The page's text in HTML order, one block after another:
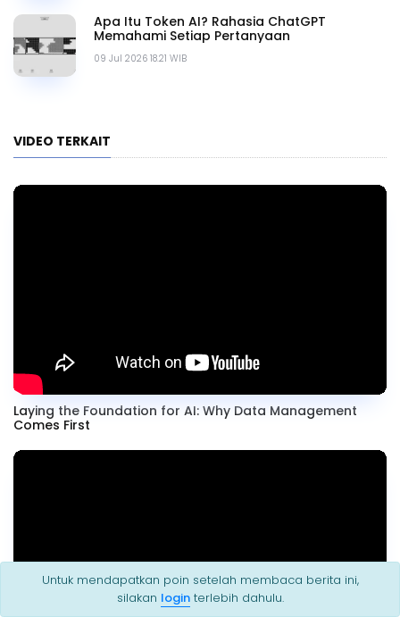
09 Jul 2026 18.21 WIB
Apa Itu Token AI? Rahasia ChatGPT
Memahami Setiap Pertanyaan
VIDEO TERKAIT
Laying the Foundation for AI: Why Data Management
Comes First
Untuk mendapatkan poin setelah membaca berita ini,
silakan loginterlebih dahulu.